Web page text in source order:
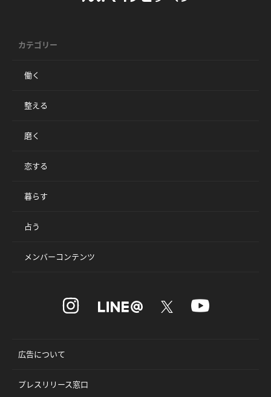
カテゴリー
働く
整える
磨く
恋する
暮らす
占う
メンバーコンテンツ
広告について
プレスリリース窓口